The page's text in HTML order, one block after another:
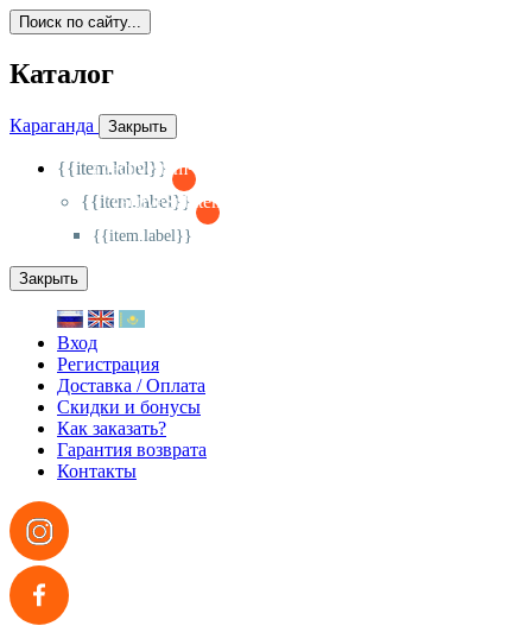
Поиск по сайту...
Каталог
Караганда Закрыть
{{item.label}}
{{activeItem==item.id?'-
{{item.label}}
{{activeSubitem==item.id?'-
{{item.label}}
Закрыть
Вход
Регистрация
Доставка / Оплата
Скидки и бонусы
Как заказать?
Гарантия возврата
Контакты